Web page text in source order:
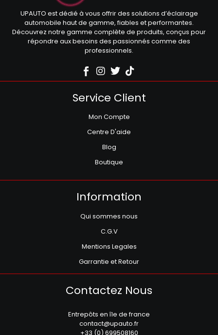
UPAUTO est dédié à vous offrir des solutions d’éclairage
automobile haut de gamme, fiables et performantes.
Découvrez notre gamme complète de produits, conçus pour
répondre aux besoins des passionnés comme des
professionnels.
Service Client
Mon Compte
Centre D'aide
Blog
Boutique
Information
Qui sommes nous
C.G.V
Mentions Legales
Garrantie et Retour
Contactez Nous
Entrepôts en île de france
contact@upauto.fr
+33 (0) 699508160